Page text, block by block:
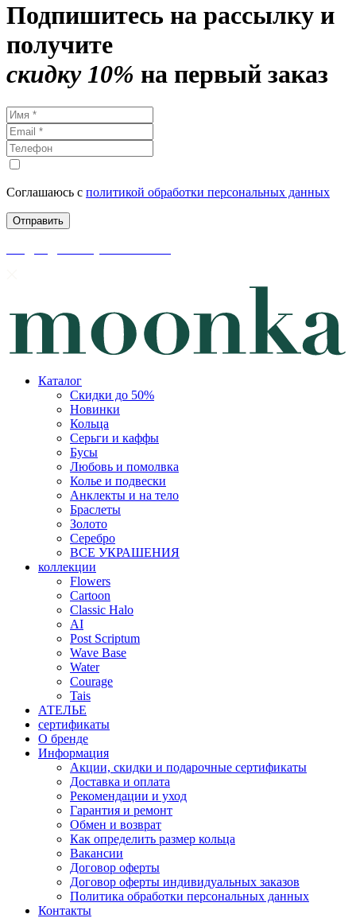
Подпишитесь на рассылку и
получите
скидку 10% на первый заказ
Соглашаюсь с политикой обработки персональных данных
Каталог
Скидки до 50%
Новинки
Кольца
Серьги и каффы
Бусы
Любовь и помолвка
Колье и подвески
Анклекты и на тело
Браслеты
Золото
Серебро
ВСЕ УКРАШЕНИЯ
коллекции
Flowers
Cartoon
Classic Halo
AI
Post Scriptum
Wave Base
Water
Courage
Tais
АТЕЛЬЕ
сертификаты
О бренде
Информация
Акции, скидки и подарочные сертификаты
Доставка и оплата
Рекомендации и уход
Гарантия и ремонт
Обмен и возврат
Как определить размер кольца
Вакансии
Договор оферты
Договор оферты индивидуальных заказов
Политика обработки персональных данных
Контакты